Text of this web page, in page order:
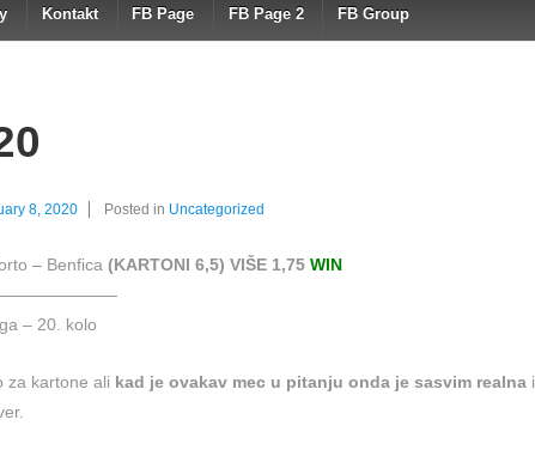
Kontakt FB Page FB Page 2 FB Group
8, 2020 Posted in Uncategorized
– Benfica (KARTONI 6,5) VIŠE 1,75 WIN
– 20. kolo
za kartone ali kad je ovakav mec u pitanju onda je sasvim realna i